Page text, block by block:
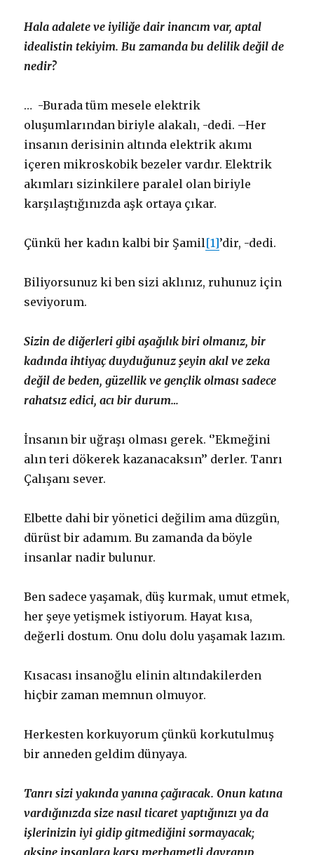
Hala adalete ve iyiliğe dair inancım var, aptal
idealistin tekiyim. Bu zamanda bu delilik değil de
nedir?
… -Burada tüm mesele elektrik
oluşumlarından biriyle alakalı, -dedi. –Her
insanın derisinin altında elektrik akımı
içeren mikroskobik bezeler vardır. Elektrik
akımları sizinkilere paralel olan biriyle
karşılaştığınızda aşk ortaya çıkar.
Çünkü her kadın kalbi bir Şamil[1]’dir, -dedi.
Biliyorsunuz ki ben sizi aklınız, ruhunuz için
seviyorum.
Sizin de diğerleri gibi aşağılık biri olmanız, bir
kadında ihtiyaç duyduğunuz şeyin akıl ve zeka
değil de beden, güzellik ve gençlik olması sadece
rahatsız edici, acı bir durum…
İnsanın bir uğraşı olması gerek. ‘’Ekmeğini
alın teri dökerek kazanacaksın’’ derler. Tanrı
Çalışanı sever.
Elbette dahi bir yönetici değilim ama düzgün,
dürüst bir adamım. Bu zamanda da böyle
insanlar nadir bulunur.
Ben sadece yaşamak, düş kurmak, umut etmek,
her şeye yetişmek istiyorum. Hayat kısa,
değerli dostum. Onu dolu dolu yaşamak lazım.
Kısacası insanoğlu elinin altındakilerden
hiçbir zaman memnun olmuyor.
Herkesten korkuyorum çünkü korkutulmuş
bir anneden geldim dünyaya.
Tanrı sizi yakında yanına çağıracak. Onun katına
vardığınızda size nasıl ticaret yaptığınızı ya da
işlerinizin iyi gidip gitmediğini sormayacak;